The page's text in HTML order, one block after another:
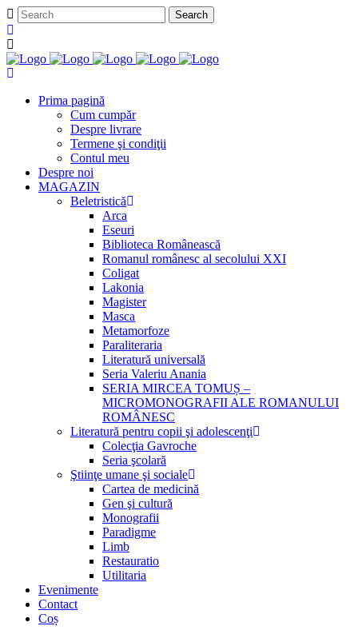
Prima pagină
Cum cumpăr
Despre livrare
Termene şi condiţii
Contul meu
Despre noi
MAGAZIN
Beletristică
Arca
Eseuri
Biblioteca Românească
Romanul românesc al secolului XXI
Coligat
Lakonia
Magister
Masca
Metamorfoze
Paraliteraria
Literatură universală
Seria Valeriu Anania
SERIA MIRCEA TOMUȘ –
MICROMONOGRAFII ALE ROMANULUI
ROMÂNESC
Literatură pentru copii şi adolescenţi
Colecţia Gavroche
Seria şcolară
Ştiinţe umane şi sociale
Cartea de medicină
Gen şi cultură
Monografii
Paradigme
Limb
Restauratio
Utilitaria
Evenimente
Contact
Coș